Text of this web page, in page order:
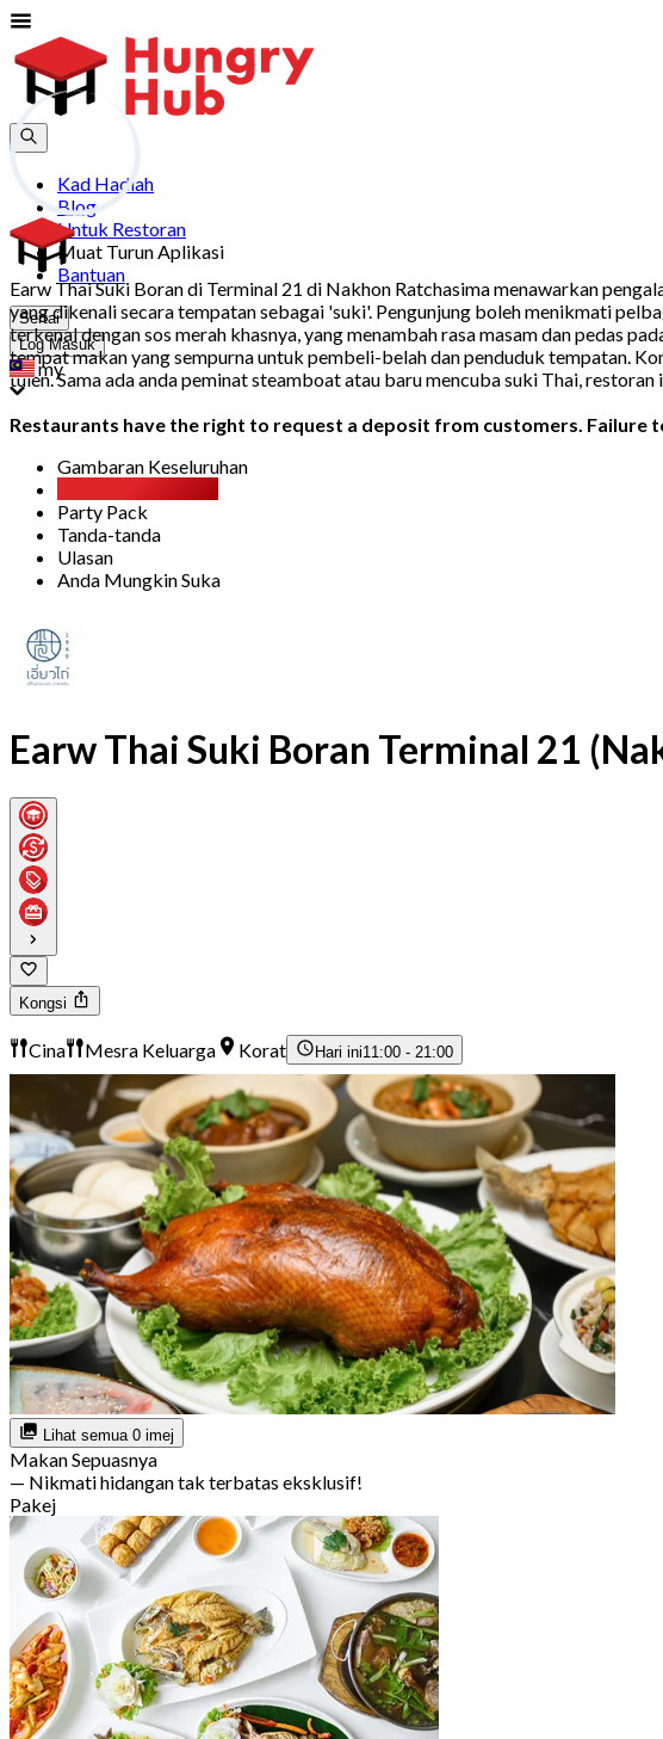
Kad Hadiah
Blog
Untuk Restoran
Muat Turun Aplikasi
Bantuan
Sertai
Log Masuk
my
Earw Thai Suki Boran di Terminal 21 di Nakhon Ratchasima menawarkan
yang dikenali secara tempatan sebagai 'suki'. Pengunjung boleh menikmati
terkenal dengan sos merah khasnya, yang menambah rasa masam dan pedas
tempat makan yang sempurna untuk pembeli-belah dan penduduk tempatan.
tulen. Sama ada anda peminat steamboat atau baru mencuba suki Thai,
Restaurants have the right to request a deposit from customers. Failure
Gambaran Keseluruhan
Party Pack
Tanda-tanda
Ulasan
Anda Mungkin Suka
Earw Thai Suki Boran Terminal 21
Kongsi
Cina Mesra Keluarga Korat Hari ini11:00 - 21:00
Lihat semua 0 imej
Makan Sepuasnya
— Nikmati hidangan tak terbatas eksklusif!
Pakej